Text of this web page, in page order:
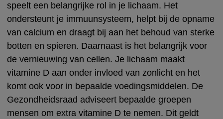
speelt een belangrijke rol in je lichaam. Het
ondersteunt je immuunsysteem, helpt bij de opname
van calcium en draagt bij aan het behoud van sterke
botten en spieren. Daarnaast is het belangrijk voor
de vernieuwing van cellen. Je lichaam maakt
vitamine D aan onder invloed van zonlicht en het
komt ook voor in bepaalde voedingsmiddelen. De
Gezondheidsraad adviseert bepaalde groepen
mensen om extra vitamine D te nemen. Dit geldt